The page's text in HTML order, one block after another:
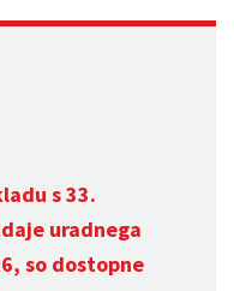
s 33.
uradnega
so dostopne